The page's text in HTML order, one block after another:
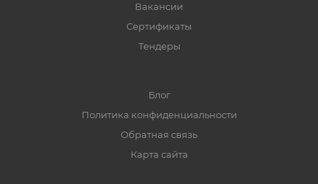
Вакансии
Сертификаты
Тендеры
Блог
Политика конфиденциальности
Обратная связь
Карта сайта